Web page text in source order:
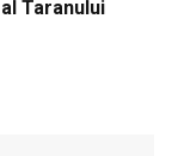
Taranului